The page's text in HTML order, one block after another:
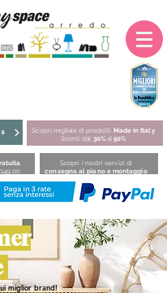
Scopri migliaia di prodotti Made in Italy
Sconti dal 30%al50%
Scopri i nostri servizi di
consegna al piano e montaggio
miglior brand!